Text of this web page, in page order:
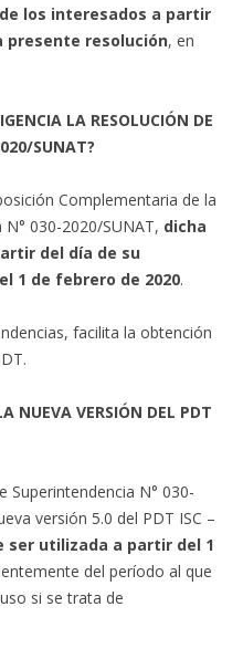
los interesados a partir
presente resolución, en
LA RESOLUCIÓN DE
SUNAT?
Complementaria de la
030-2020/SUNAT, dicha
del día de su
1 de febrero de 2020.
facilita la obtención
NUEVA VERSIÓN DEL PDT
Superintendencia N° 030-
versión 5.0 del PDT ISC –
ser utilizada a partir del 1
del período al que
si se trata de